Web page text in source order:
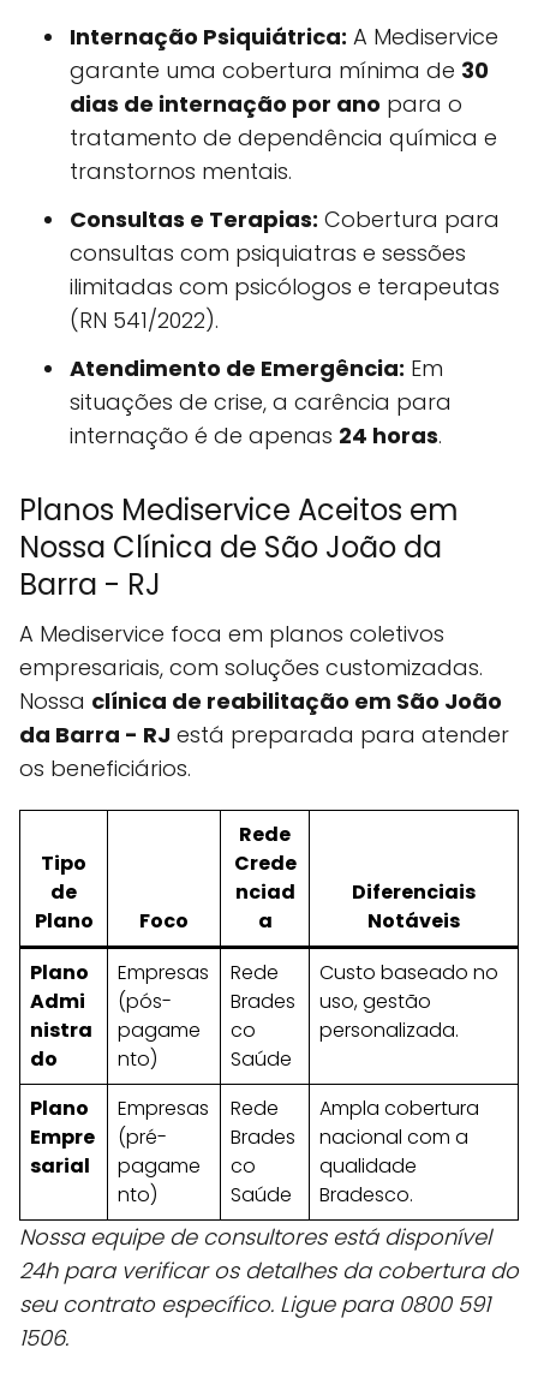
Internação Psiquiátrica: A Mediservice
garante uma cobertura mínima de 30
dias de internação por ano para o
tratamento de dependência química e
transtornos mentais.
Consultas e Terapias: Cobertura para
consultas com psiquiatras e sessões
ilimitadas com psicólogos e terapeutas
(RN 541/2022).
Atendimento de Emergência: Em
situações de crise, a carência para
internação é de apenas 24 horas.
Planos Mediservice Aceitos em
Nossa Clínica de São João da
Barra - RJ
A Mediservice foca em planos coletivos
empresariais, com soluções customizadas.
Nossa clínica de reabilitação em São João
da Barra - RJ está preparada para atender
os beneficiários.
Tipo
de
Plano
Foco
Rede
Crede
nciad
a
Diferenciais
Notáveis
Plano
Admi
nistra
do
Empresas
(pós-
pagame
nto)
Rede
Brades
co
Saúde
Custo baseado no
uso, gestão
personalizada.
Plano
Empre
sarial
Empresas
(pré-
pagame
nto)
Rede
Brades
co
Saúde
Ampla cobertura
nacional com a
qualidade
Bradesco.
Nossa equipe de consultores está disponível
24h para verificar os detalhes da cobertura do
seu contrato específico. Ligue para 0800 591
1506.